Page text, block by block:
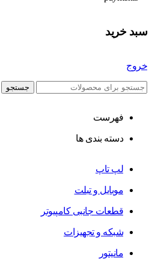
سبد خرید
خروج
جستجو
فهرست
دسته بندی ها
لپ تاپ
موبایل و تبلت
قطعات جانبی کامپیوتر
شبکه و تجهیزات
مانیتور